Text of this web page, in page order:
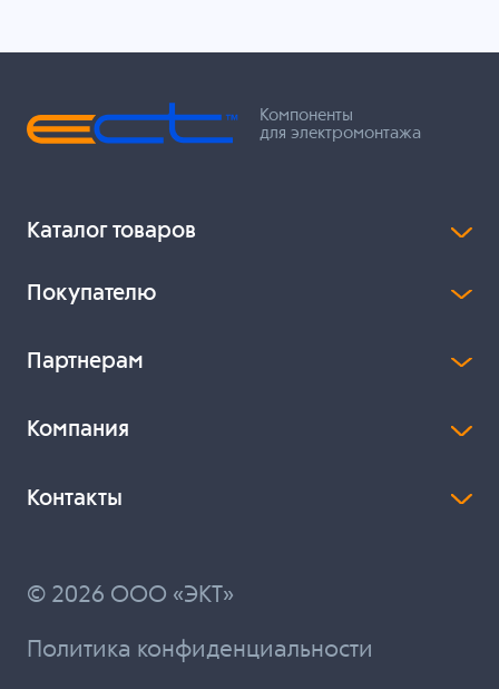
Компоненты
для электромонтажа
Каталог товаров
Покупателю
Партнерам
Компания
Контакты
© 2026 ООО «ЭКТ»
Политика конфиденциальности